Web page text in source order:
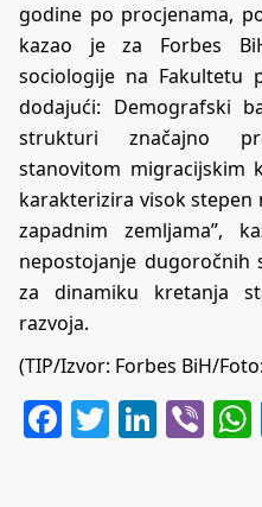
godine po procjenama,
kazao je za Forbes
sociologije na Fakultetu
dodajući: Demografski
strukturi značajno
stanovitom migracijskim
karakterizira visok
zapadnim zemljama”,
nepostojanje dugoročnih
za dinamiku kretanja
razvoja.
(TIP/Izvor: Forbes BiH/
Facebook
Twitter